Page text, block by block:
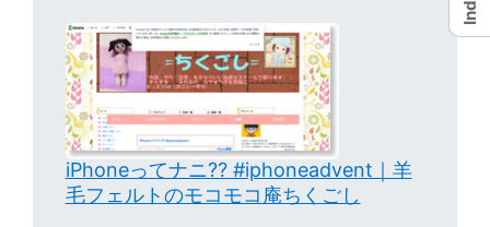
iPhoneってナニ⁇ #iphoneadvent｜羊
毛フェルトのモコモコ庵ちくごし